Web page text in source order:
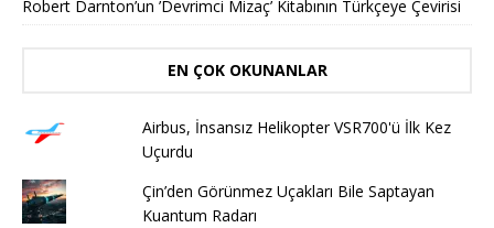
Robert Darnton’un ’Devrimci Mizaç’ Kitabının Türkçeye Çevirisi
EN ÇOK OKUNANLAR
Airbus, İnsansız Helikopter VSR700'ü İlk Kez
Uçurdu
Çin’den Görünmez Uçakları Bile Saptayan
Kuantum Radarı